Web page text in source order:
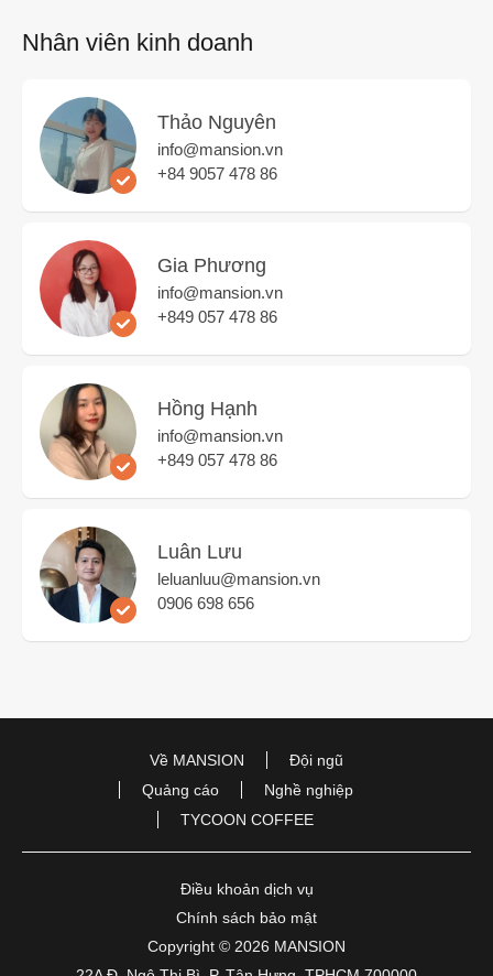
Nhân viên kinh doanh
Thảo Nguyên
info@mansion.vn
+84 9057 478 86
Gia Phương
info@mansion.vn
+849 057 478 86
Hồng Hạnh
info@mansion.vn
+849 057 478 86
Luân Lưu
leluanluu@mansion.vn
0906 698 656
Về MANSION
Đội ngũ
Quảng cáo
Nghề nghiệp
TYCOON COFFEE
Điều khoản dịch vụ
Chính sách bảo mật
Copyright © 2026 MANSION